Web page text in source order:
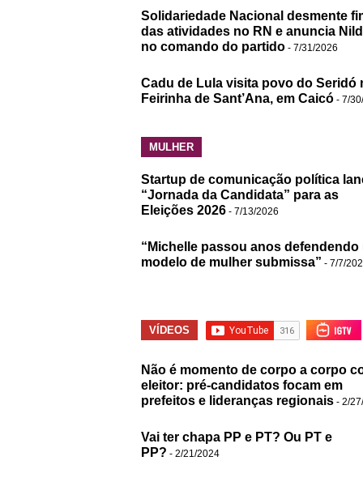
Solidariedade Nacional desmente
das atividades no RN e anuncia
no comando do partido - 7/31/2026
Cadu de Lula visita povo do Seridó
Feirinha de Sant’Ana, em Caicó - 7/
MULHER
Startup de comunicação política
“Jornada da Candidata” para as
Eleições 2026 - 7/13/2026
“Michelle passou anos defendendo
modelo de mulher submissa” - 7/7/
VÍDEOS
Não é momento de corpo a corpo
eleitor: pré-candidatos focam em
prefeitos e lideranças regionais - 2/
Vai ter chapa PP e PT? Ou PT e
PP? - 2/21/2024